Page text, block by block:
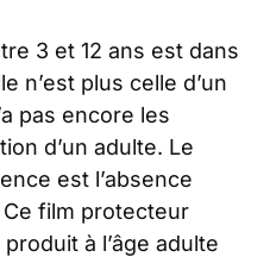
3 et 12 ans est dans
n’est plus celle d’un
pas encore les
d’un adulte. Le
est l’absence
film protecteur
à l’âge adulte